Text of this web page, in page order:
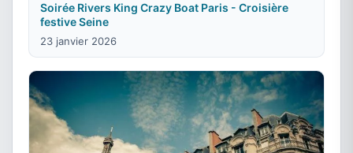
Soirée Rivers King Crazy Boat Paris - Croisière
festive Seine
23 janvier 2026